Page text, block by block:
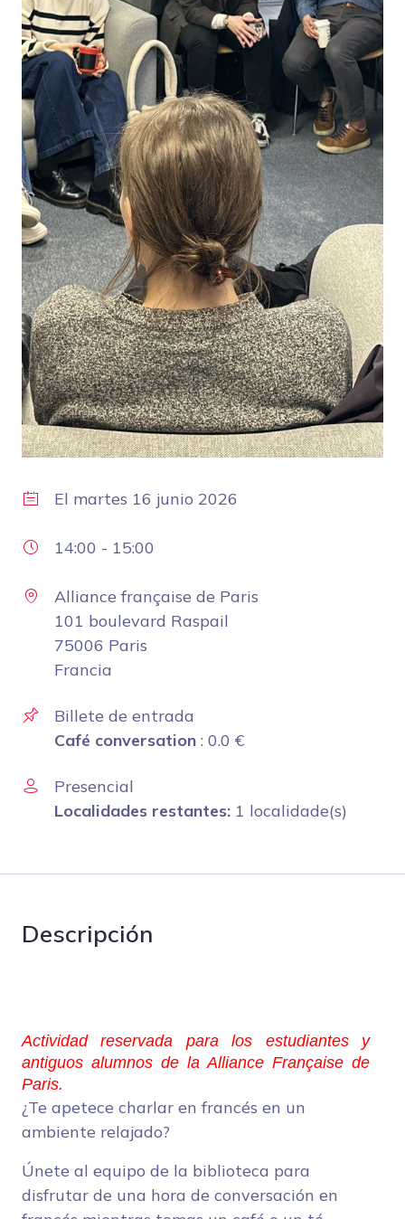
El martes 16 junio 2026
14:00 - 15:00
Alliance française de Paris
101 boulevard Raspail
75006 Paris
Francia
Billete de entrada
Café conversation : 0.0 €
Presencial
Localidades restantes: 1 localidade(s)
Descripción
Actividad reservada para los estudiantes y
antiguos alumnos de la Alliance Française de
Paris.
¿Te apetece charlar en francés en un
ambiente relajado?
Únete al equipo de la biblioteca para
disfrutar de una hora de conversación en